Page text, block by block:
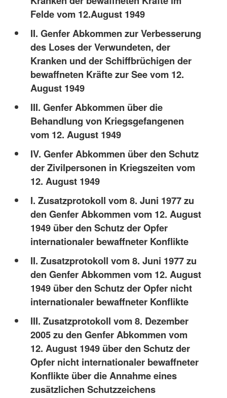
Felde vom 12.August 1949
II. Genfer Abkommen zur Verbesserung
des Loses der Verwundeten, der
Kranken und der Schiffbrüchigen der
bewaffneten Kräfte zur See vom 12.
August 1949
III. Genfer Abkommen über die
Behandlung von Kriegsgefangenen
vom 12. August 1949
IV. Genfer Abkommen über den Schutz
der Zivilpersonen in Kriegszeiten vom
12. August 1949
I. Zusatzprotokoll vom 8. Juni 1977 zu
den Genfer Abkommen vom 12. August
1949 über den Schutz der Opfer
internationaler bewaffneter Konflikte
II. Zusatzprotokoll vom 8. Juni 1977 zu
den Genfer Abkommen vom 12. August
1949 über den Schutz der Opfer nicht
internationaler bewaffneter Konflikte
III. Zusatzprotokoll vom 8. Dezember
2005 zu den Genfer Abkommen vom
12. August 1949 über den Schutz der
Opfer nicht internationaler bewaffneter
Konflikte über die Annahme eines
zusätzlichen Schutzzeichens